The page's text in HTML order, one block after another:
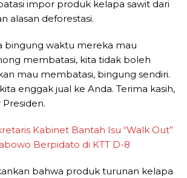
impor produk kelapa sawit dari
alasan deforestasi.
bingung waktu mereka mau
membatasi, kita tidak boleh
mau membatasi, bingung sendiri.
enggak jual ke Anda. Terima kasih,
Presiden.
Kabinet Bantah Isu “Walk Out”
Berpidato di KTT D-8
bahwa produk turunan kelapa